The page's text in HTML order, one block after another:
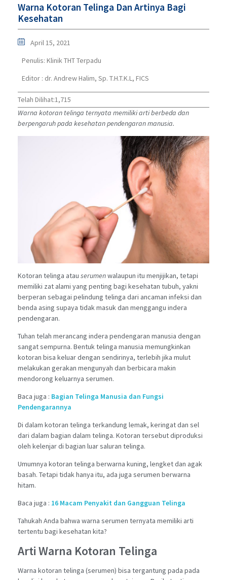
Warna Kotoran Telinga Dan Artinya Bagi
Kesehatan
April 15, 2021
Penulis: Klinik THT Terpadu
Editor : dr. Andrew Halim, Sp. T.H.T.K.L, FICS
Telah Dilihat:1,715
Warna kotoran telinga ternyata memiliki arti berbeda dan
berpengaruh pada kesehatan pendengaran manusia.
Kotoran telinga atau serumenwalaupun itu menjijikan, tetapi
memiliki zat alami yang penting bagi kesehatan tubuh, yakni
berperan sebagai pelindung telinga dari ancaman infeksi dan
benda asing supaya tidak masuk dan menggangu indera
pendengaran.
Tuhan telah merancang indera pendengaran manusia dengan
sangat sempurna. Bentuk telinga manusia memungkinkan
kotoran bisa keluar dengan sendirinya, terlebih jika mulut
melakukan gerakan mengunyah dan berbicara makin
mendorong keluarnya serumen.
Baca juga : Bagian Telinga Manusia dan Fungsi
Pendengarannya
Di dalam kotoran telinga terkandung lemak, keringat dan sel
dari dalam bagian dalam telinga. Kotoran tersebut diproduksi
oleh kelenjar di bagian luar saluran telinga.
Umumnya kotoran telinga berwarna kuning, lengket dan agak
basah. Tetapi tidak hanya itu, ada juga serumen berwarna
hitam.
Baca juga : 16 Macam Penyakit dan Gangguan Telinga
Tahukah Anda bahwa warna serumen ternyata memiliki arti
tertentu bagi kesehatan kita?
Arti Warna Kotoran Telinga
Warna kotoran telinga (serumen) bisa tergantung pada pada